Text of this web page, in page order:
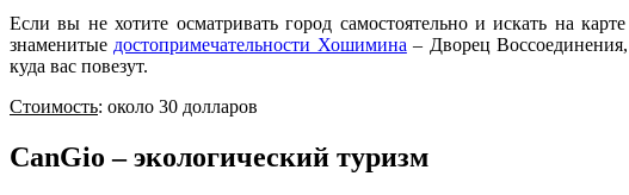
Если вы не хотите осматривать город самостоятельно и искать на
знаменитые достопримечательности Хошимина – Дворец
куда вас повезут.
Стоимость: около 30 долларов
CаnGio – экологический туризм